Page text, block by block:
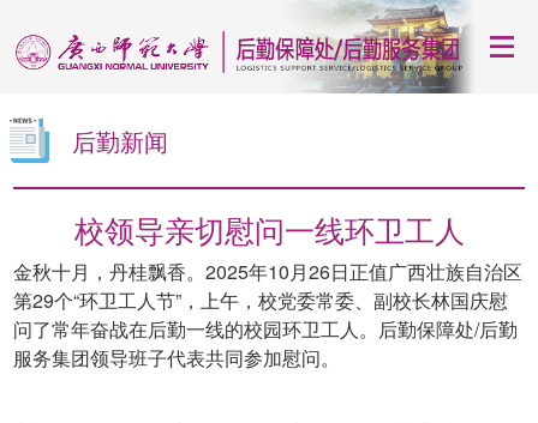
后勤新闻
校领导亲切慰问一线环卫工人
金秋十月，丹桂飘香。2025年10月26日正值广西壮族自治区
第29个“环卫工人节”，上午，校党委常委、副校长林国庆慰
问了常年奋战在后勤一线的校园环卫工人。后勤保障处/后勤
服务集团领导班子代表共同参加慰问。